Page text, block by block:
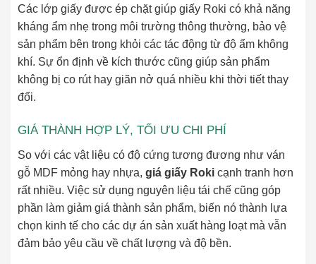
Các lớp giấy được ép chặt giúp giấy Roki có khả năng
kháng ẩm nhẹ trong môi trường thông thường, bảo vệ
sản phẩm bên trong khỏi các tác động từ độ ẩm không
khí. Sự ổn định về kích thước cũng giúp sản phẩm
không bị co rút hay giãn nở quá nhiều khi thời tiết thay
đổi.
GIÁ THÀNH HỢP LÝ, TỐI ƯU CHI PHÍ
So với các vật liệu có độ cứng tương đương như ván
gỗ MDF mỏng hay nhựa, giá giấy Roki cạnh tranh hơn
rất nhiều. Việc sử dụng nguyên liệu tái chế cũng góp
phần làm giảm giá thành sản phẩm, biến nó thành lựa
chọn kinh tế cho các dự án sản xuất hàng loạt mà vẫn
đảm bảo yêu cầu về chất lượng và độ bền.